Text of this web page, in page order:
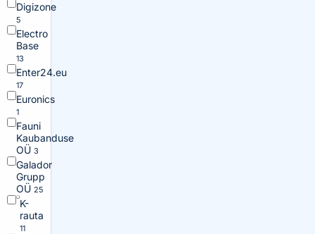
Digizone
5
Electro
Base
13
Enter24.eu
17
Euronics
1
Fauni
Kaubanduse
OÜ 3
Galador
Grupp
OÜ 25
K-
rauta
11